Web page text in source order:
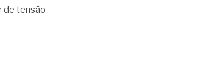
de tensão